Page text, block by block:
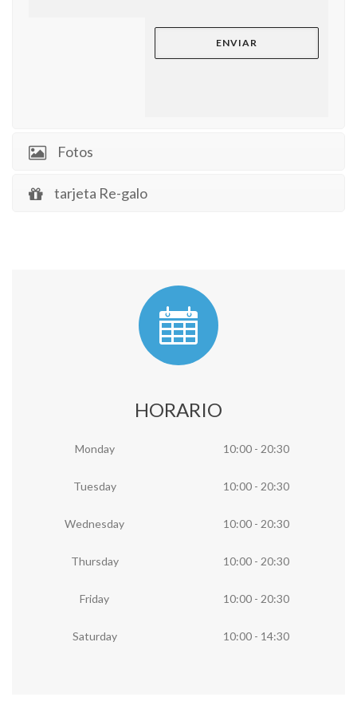
Fotos
tarjeta Re-galo
HORARIO
Monday 10:00 - 20:30
Tuesday 10:00 - 20:30
Wednesday 10:00 - 20:30
Thursday 10:00 - 20:30
Friday 10:00 - 20:30
Saturday 10:00 - 14:30